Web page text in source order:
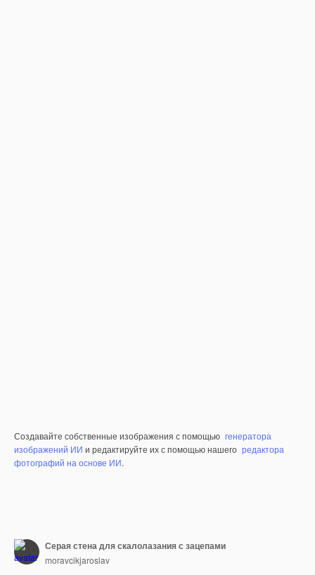
Создавайте собственные изображения с помощью генератора
изображений ИИ и редактируйте их с помощью нашего редактора
фотографий на основе ИИ.
Серая стена для скалолазания с зацепами
moravcikjaroslav